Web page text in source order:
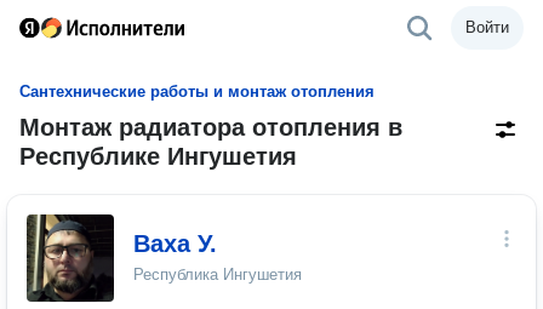
Войти
Сантехнические работы и монтаж отопления
Монтаж радиатора отопления в
Республике Ингушетия
Ваха У.
Республика Ингушетия